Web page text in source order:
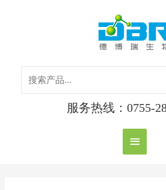
主
菜
单
服务热线：0755-